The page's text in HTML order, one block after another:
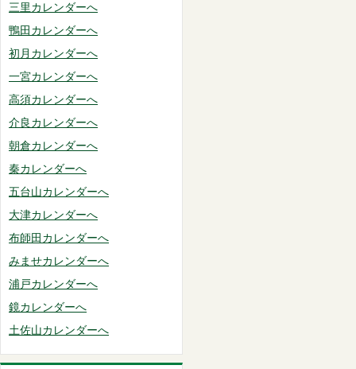
三里カレンダーへ
鴨田カレンダーへ
初月カレンダーへ
一宮カレンダーへ
高須カレンダーへ
介良カレンダーへ
朝倉カレンダーへ
秦カレンダーへ
五台山カレンダーへ
大津カレンダーへ
布師田カレンダーへ
みませカレンダーへ
浦戸カレンダーへ
鏡カレンダーへ
土佐山カレンダーへ